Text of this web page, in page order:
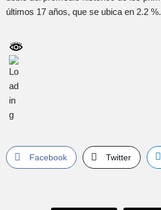
últimos 17 años, que se ubica en 2.2 %.
Facebook Twitter